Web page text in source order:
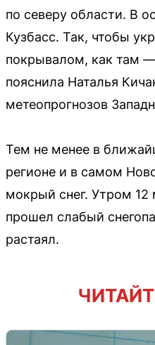
по северу области. В
Кузбасс. Так, чтобы
покрывалом, как там
пояснила Наталья
метеопрогнозов
Тем не менее в
регионе и в самом
мокрый снег. Утром
прошел слабый
растаял.